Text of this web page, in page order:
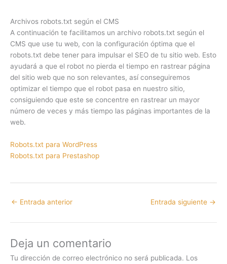
Archivos robots.txt según el CMS
A continuación te facilitamos un archivo robots.txt según el
CMS que use tu web, con la configuración óptima que el
robots.txt debe tener para impulsar el SEO de tu sitio web. Esto
ayudará a que el robot no pierda el tiempo en rastrear página
del sitio web que no son relevantes, así conseguiremos
optimizar el tiempo que el robot pasa en nuestro sitio,
consiguiendo que este se concentre en rastrear un mayor
número de veces y más tiempo las páginas importantes de la
web.
Robots.txt para WordPress
Robots.txt para Prestashop
← Entrada anterior Entrada siguiente →
Deja un comentario
Tu dirección de correo electrónico no será publicada. Los